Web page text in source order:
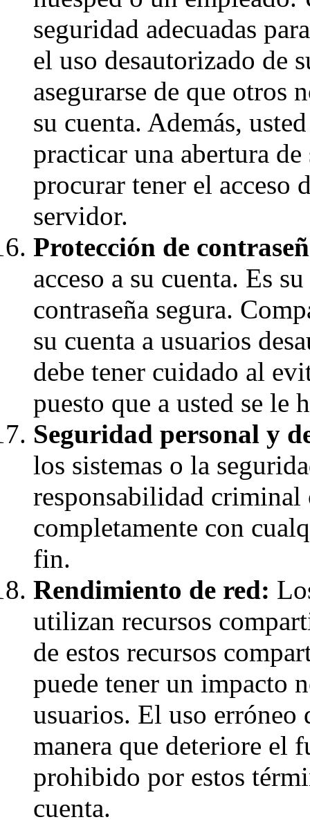
seguridad adecuadas
el uso desautorizado de
asegurarse de que otros
su cuenta. Además,
practicar una abertura
procurar tener el acceso
servidor.
Protección de
acceso a su cuenta. Es
contraseña segura.
su cuenta a usuarios
debe tener cuidado al
puesto que a usted se le
Seguridad personal y
los sistemas o la
responsabilidad
completamente con
fin.
Rendimiento de red:
utilizan recursos
de estos recursos
puede tener un impacto
usuarios. El uso erróneo
manera que deteriore el
prohibido por estos
cuenta.